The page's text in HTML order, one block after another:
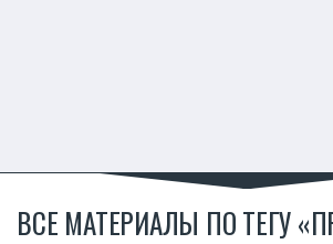
ВСЕ МАТЕРИАЛЫ ПО ТЕГУ